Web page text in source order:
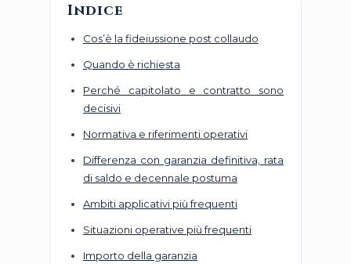
Indice
Cos’è la fideiussione post collaudo
Quando è richiesta
Perché capitolato e contratto sono
decisivi
Normativa e riferimenti operativi
Differenza con garanzia definitiva, rata
di saldo e decennale postuma
Ambiti applicativi più frequenti
Situazioni operative più frequenti
Importo della garanzia